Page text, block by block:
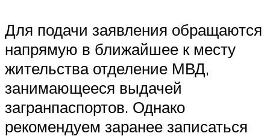
Для подачи заявления обращаются
напрямую в ближайшее к месту
жительства отделение МВД,
занимающееся выдачей
загранпаспортов. Однако
рекомендуем заранее записаться